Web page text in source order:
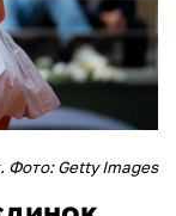
Фото: Getty Images